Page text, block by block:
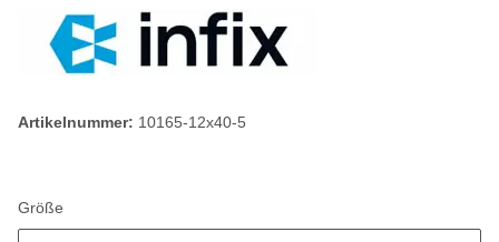
Artikelnummer: 10165-12x40-5
Größe